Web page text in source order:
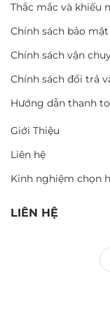
Thắc mắc và khiếu
Chính sách bảo mật
Chính sách vận
Chính sách đổi trả
Hướng dẫn thanh
Giới Thiệu
Liên hệ
Kinh nghiệm chọn
LIÊN HỆ